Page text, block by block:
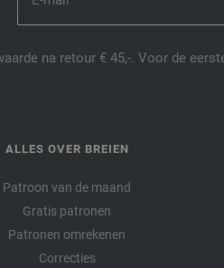
na retour € 45,-. Voor de
ALLES OVER BREIEN
Patroon van de maand
Gratis patronen
Patronen omrekenen
Correcties